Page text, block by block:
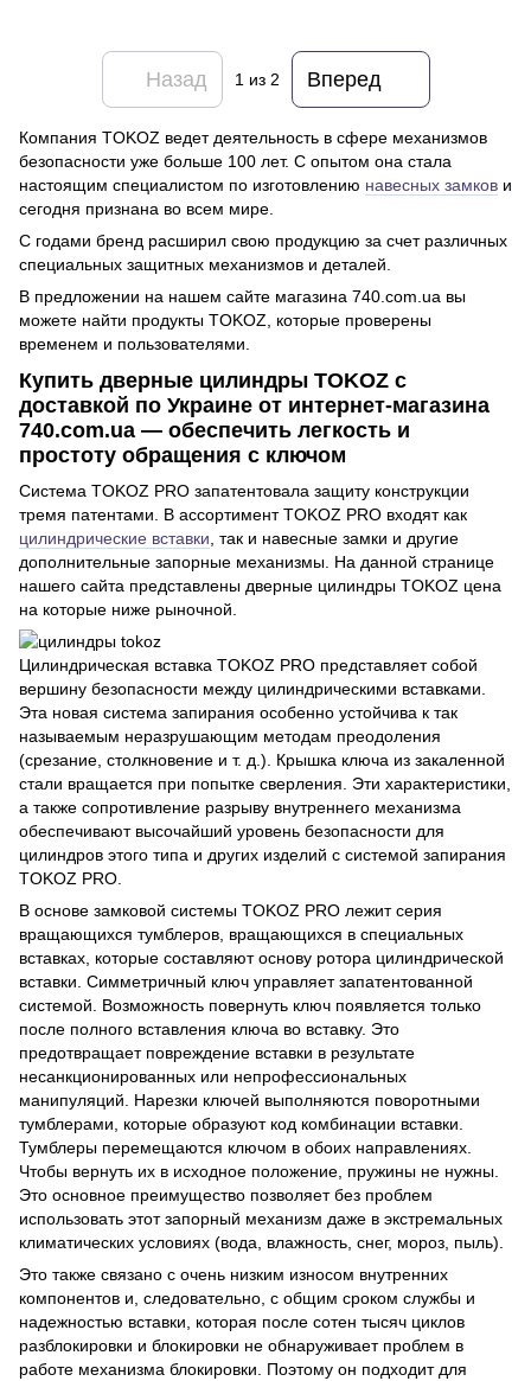
Назад 1 из 2 Вперед
Компания TOKOZ ведет деятельность в сфере механизмов
безопасности уже больше 100 лет. С опытом она стала
настоящим специалистом по изготовлению навесных замков и
сегодня признана во всем мире.
С годами бренд расширил свою продукцию за счет различных
специальных защитных механизмов и деталей.
В предложении на нашем сайте магазина 740.com.ua вы
можете найти продукты TOKOZ, которые проверены
временем и пользователями.
Купить дверные цилиндры TOKOZ с
доставкой по Украине от интернет-магазина
740.com.ua — обеспечить легкость и
простоту обращения с ключом
Система TOKOZ PRO запатентовала защиту конструкции
тремя патентами. В ассортимент TOKOZ PRO входят как
цилиндрические вставки , так и навесные замки и другие
дополнительные запорные механизмы. На данной странице
нашего сайта представлены дверные цилиндры TOKOZ цена
на которые ниже рыночной.
Цилиндрическая вставка TOKOZ PRO представляет собой
вершину безопасности между цилиндрическими вставками.
Эта новая система запирания особенно устойчива к так
называемым неразрушающим методам преодоления
(срезание, столкновение и т. д.). Крышка ключа из закаленной
стали вращается при попытке сверления. Эти характеристики,
а также сопротивление разрыву внутреннего механизма
обеспечивают высочайший уровень безопасности для
цилиндров этого типа и других изделий с системой запирания
TOKOZ PRO.
В основе замковой системы TOKOZ PRO лежит серия
вращающихся тумблеров, вращающихся в специальных
вставках, которые составляют основу ротора цилиндрической
вставки. Симметричный ключ управляет запатентованной
системой. Возможность повернуть ключ появляется только
после полного вставления ключа во вставку. Это
предотвращает повреждение вставки в результате
несанкционированных или непрофессиональных
манипуляций. Нарезки ключей выполняются поворотными
тумблерами, которые образуют код комбинации вставки.
Тумблеры перемещаются ключом в обоих направлениях.
Чтобы вернуть их в исходное положение, пружины не нужны.
Это основное преимущество позволяет без проблем
использовать этот запорный механизм даже в экстремальных
климатических условиях (вода, влажность, снег, мороз, пыль).
Это также связано с очень низким износом внутренних
компонентов и, следовательно, с общим сроком службы и
надежностью вставки, которая после сотен тысяч циклов
разблокировки и блокировки не обнаруживает проблем в
работе механизма блокировки. Поэтому он подходит для